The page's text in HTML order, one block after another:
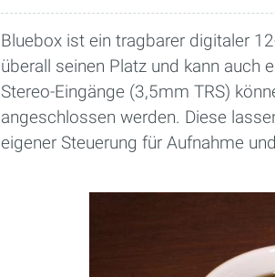
Bluebox ist ein tragbarer digitaler
überall seinen Platz und kann auch
Stereo-Eingänge (3,5mm TRS)
angeschlossen werden. Diese
eigener Steuerung für Aufnahme